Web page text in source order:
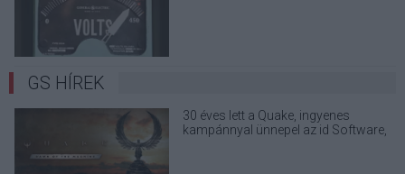
GS HÍREK
30 éves lett a Quake, ingyenes
kampánnyal ünnepel az id Software,